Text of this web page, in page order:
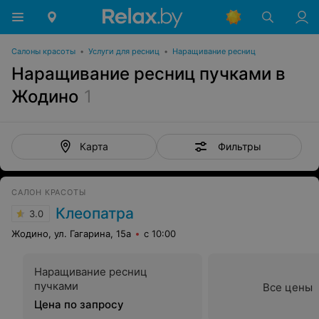
Салоны красоты • Услуги для ресниц • Наращивание ресниц
Наращивание ресниц пучками в
Жодино 1
Карта Фильтры
САЛОН КРАСОТЫ
3.0 Клеопатра
Жодино, ул. Гагарина, 15а с 10:00
Наращивание ресниц
пучками
Цена по запросу
Все цены